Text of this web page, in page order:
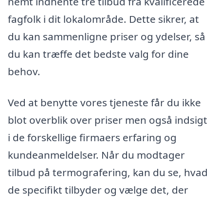
fagfolk i dit lokalområde. Dette sikrer, at
du kan sammenligne priser og ydelser, så
du kan træffe det bedste valg for dine
behov.
Ved at benytte vores tjeneste får du ikke
blot overblik over priser men også indsigt
i de forskellige firmaers erfaring og
kundeanmeldelser. Når du modtager
tilbud på termografering, kan du se, hvad
de specifikt tilbyder og vælge det, der